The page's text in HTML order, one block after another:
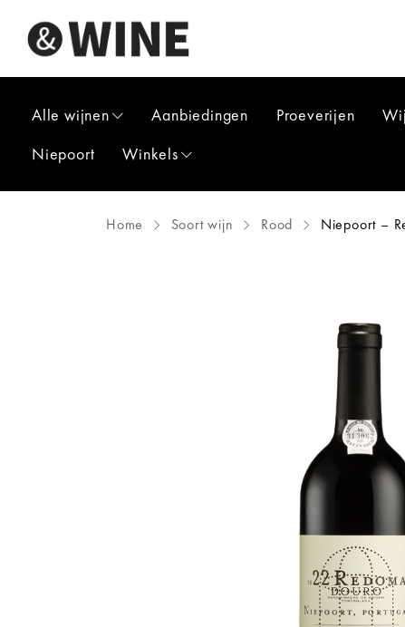
Alle wijnen Aanbiedingen Proeverijen
Niepoort
Winkels
Home Soort wijn Rood Niepoort –